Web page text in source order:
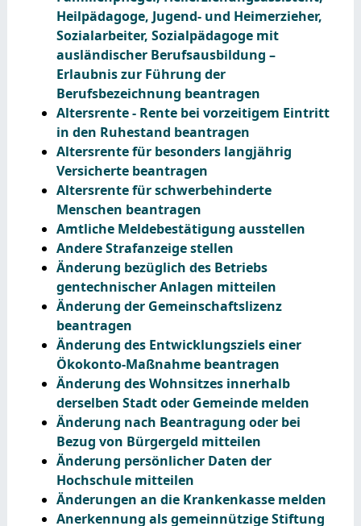
Heilpädagoge, Jugend- und Heimerzieher,
Sozialarbeiter, Sozialpädagoge mit
ausländischer Berufsausbildung –
Erlaubnis zur Führung der
Berufsbezeichnung beantragen
Altersrente - Rente bei vorzeitigem Eintritt
in den Ruhestand beantragen
Altersrente für besonders langjährig
Versicherte beantragen
Altersrente für schwerbehinderte
Menschen beantragen
Amtliche Meldebestätigung ausstellen
Andere Strafanzeige stellen
Änderung bezüglich des Betriebs
gentechnischer Anlagen mitteilen
Änderung der Gemeinschaftslizenz
beantragen
Änderung des Entwicklungsziels einer
Ökokonto-Maßnahme beantragen
Änderung des Wohnsitzes innerhalb
derselben Stadt oder Gemeinde melden
Änderung nach Beantragung oder bei
Bezug von Bürgergeld mitteilen
Änderung persönlicher Daten der
Hochschule mitteilen
Änderungen an die Krankenkasse melden
Anerkennung als gemeinnützige Stiftung